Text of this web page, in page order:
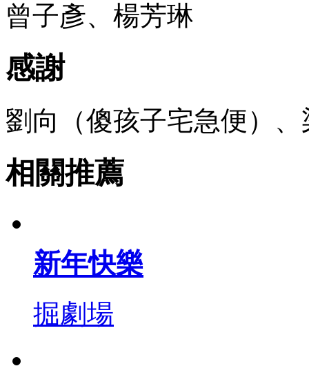
曾子彥、楊芳琳
感謝
劉向（傻孩子宅急便）、
相關推薦
新年快樂
掘劇場